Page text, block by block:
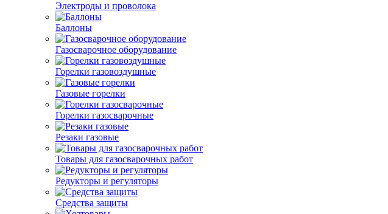
Электроды и проволока
Баллоны
Газосварочное оборудование
Горелки газовоздушные
Газовые горелки
Горелки газосварочные
Резаки газовые
Товары для газосварочных работ
Редукторы и регуляторы
Средства защиты